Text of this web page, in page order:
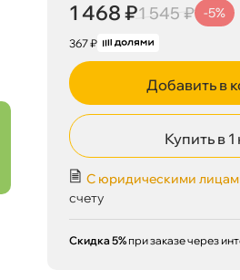
1 468 ₽1 545 ₽ -5%
367 ₽
Добавить в
Купить в 1
С юридическими
счету
Скидка 5% при заказе через